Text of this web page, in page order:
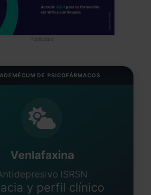
Publicidad
DE PSICOFÁRMACOS
Venlafaxina
ISRSN
y perfil clínico